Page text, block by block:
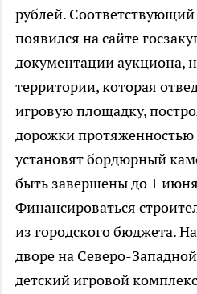
рублей. Соответствующий
появился на сайте
документации аукциона,
территории, которая
игровую площадку,
дорожки протяженностью
установят бордюрный
быть завершены до 1
Финансироваться
из городского бюджета.
дворе на Северо-
детский игровой